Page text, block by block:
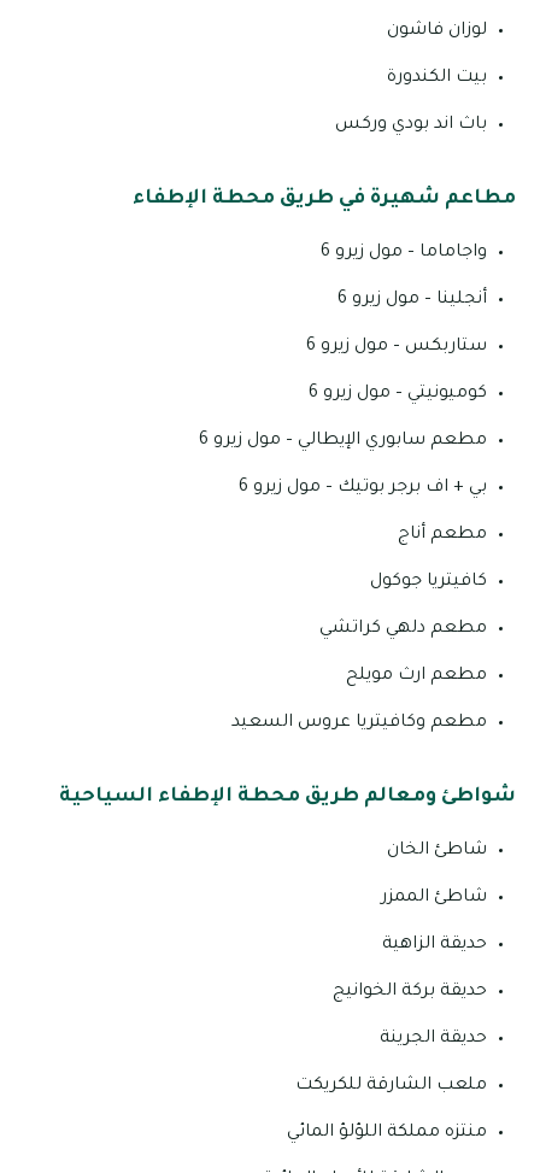
لوزان فاشون
بيت الكندورة
باث اند بودي وركس
مطاعم شهيرة في طريق محطة الإطفاء
واجاماما – مول زيرو 6
أنجلينا – مول زيرو 6
ستاربكس – مول زيرو 6
كوميونيتي – مول زيرو 6
مطعم سابوري الإيطالي – مول زيرو 6
بي + اف برجر بوتيك – مول زيرو 6
مطعم أناج
كافيتريا جوكول
مطعم دلهي كراتشي
مطعم ارث مويلح
مطعم وكافيتريا عروس السعيد
شواطئ ومعالم طريق محطة الإطفاء السياحية
شاطئ الخان
شاطئ الممزر
حديقة الزاهية
حديقة بركة الخوانيج
حديقة الجرينة
ملعب الشارقة للكريكت
منتزه مملكة اللؤلؤ المائي